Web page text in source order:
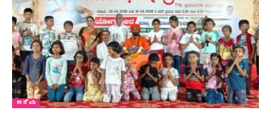
ಅರಿವು